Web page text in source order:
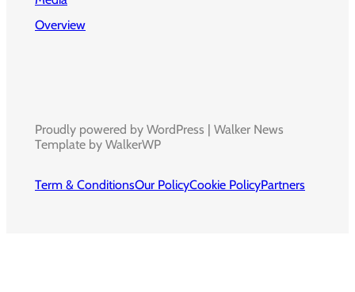
Overview
Proudly powered by WordPress | Walker News
Template by WalkerWP
Term & ConditionsOur PolicyCookie PolicyPartners